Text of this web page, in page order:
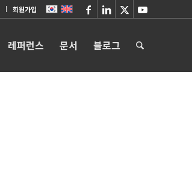
회원가입
레퍼런스 문서 블로그